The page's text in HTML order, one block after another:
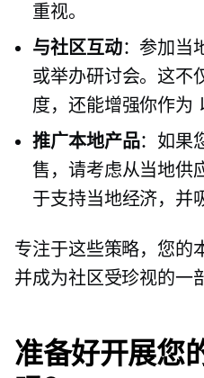
重视。
与社区互动：参加当
或举办研讨会。这不
度，还能增强你作为
推广本地产品：如果
售，请考虑从当地供
于支持当地经济，并
专注于这些策略，您的
并成为社区受珍视的一
准备好开展您